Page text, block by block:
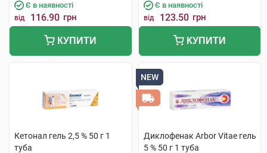
Є в наявності
від 116.90 грн
КУПИТИ
Є в наявності
від 123.50 грн
КУПИТИ
Кетонал гель 2,5 % 50 г 1
туба
NEW
Диклофенак Arbor Vitae гель
5 % 50 г 1 туба